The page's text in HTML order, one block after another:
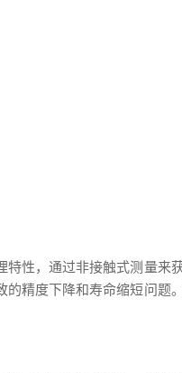
性，通过非接触式测量来
精度下降和寿命缩短问